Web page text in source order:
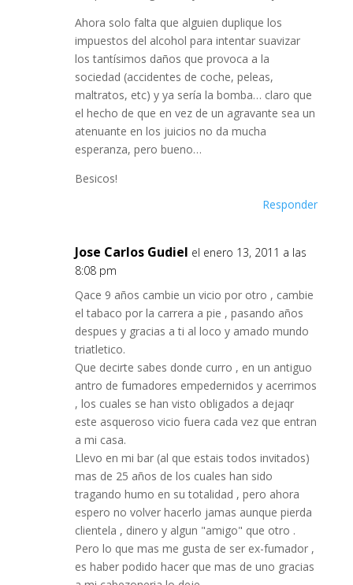
Ahora solo falta que alguien duplique los
impuestos del alcohol para intentar suavizar
los tantísimos daños que provoca a la
sociedad (accidentes de coche, peleas,
maltratos, etc) y ya sería la bomba… claro que
el hecho de que en vez de un agravante sea un
atenuante en los juicios no da mucha
esperanza, pero bueno…
Besicos!
Responder
Jose Carlos Gudiel el enero 13, 2011 a las
8:08 pm
Qace 9 años cambie un vicio por otro , cambie
el tabaco por la carrera a pie , pasando años
despues y gracias a ti al loco y amado mundo
triatletico.
Que decirte sabes donde curro , en un antiguo
antro de fumadores empedernidos y acerrimos
, los cuales se han visto obligados a dejaqr
este asqueroso vicio fuera cada vez que entran
a mi casa.
Llevo en mi bar (al que estais todos invitados)
mas de 25 años de los cuales han sido
tragando humo en su totalidad , pero ahora
espero no volver hacerlo jamas aunque pierda
clientela , dinero y algun "amigo" que otro .
Pero lo que mas me gusta de ser ex-fumador ,
es haber podido hacer que mas de uno gracias